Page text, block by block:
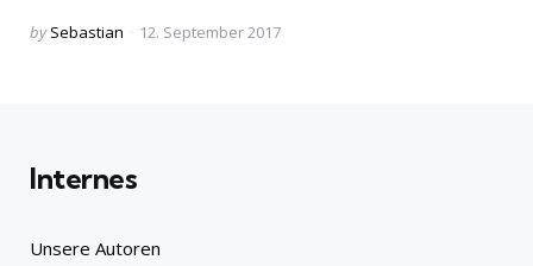
Posted
by Sebastian 12. September 2017
Internes
Unsere Autoren